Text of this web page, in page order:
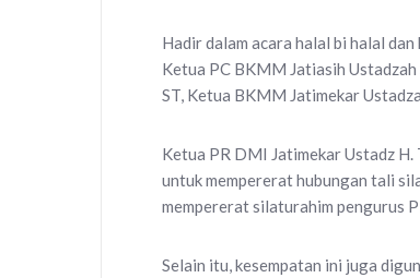
Hadir dalam acara halal bi halal
Ketua PC BKMM Jatiasih Ustadzah
ST, Ketua BKMM Jatimekar
Ketua PR DMI Jatimekar Ustadz
untuk mempererat hubungan tali
mempererat silaturahim pengurus
Selain itu, kesempatan ini juga